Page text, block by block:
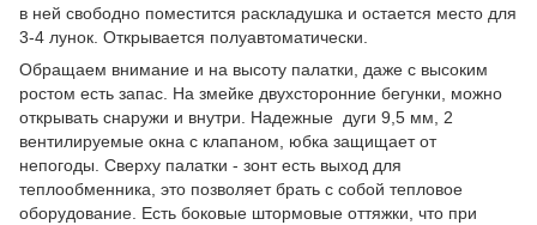
в ней свободно поместится раскладушка и остается место для
3-4 лунок. Открывается полуавтоматически.
Обращаем внимание и на высоту палатки, даже с высоким
ростом есть запас. На змейке двухсторонние бегунки, можно
открывать снаружи и внутри. Надежные дуги 9,5 мм, 2
вентилируемые окна с клапаном, юбка защищает от
непогоды. Сверху палатки - зонт есть выход для
теплообменника, это позволяет брать с собой тепловое
оборудование. Есть боковые штормовые оттяжки, что при